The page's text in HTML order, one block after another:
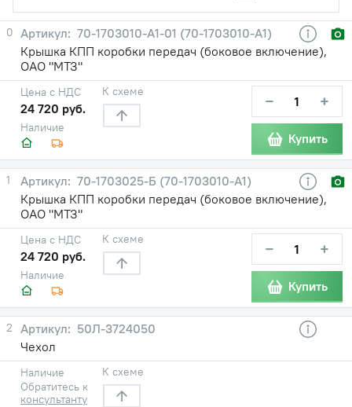
0
70-1703010-А1-01 (70-1703010-А1)
Крышка КПП коробки передач (боковое включение),
ОАО "МТЗ"
Наличие
Цена с НДС
24 720 руб.
К схеме − +
Купить
1
70-1703025-Б (70-1703010-А1)
Крышка КПП коробки передач (боковое включение),
ОАО "МТЗ"
Наличие
Цена с НДС
24 720 руб.
К схеме − +
Купить
2
50Л-3724050
Чехол
Наличие
Обратитесь к
консультанту
К схеме